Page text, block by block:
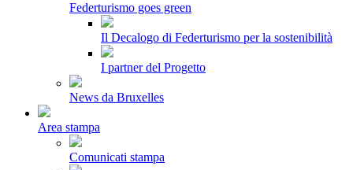
Federturismo goes green
Il Decalogo di Federturismo per la sostenibilità
I partner del Progetto
News da Bruxelles
Area stampa
Comunicati stampa